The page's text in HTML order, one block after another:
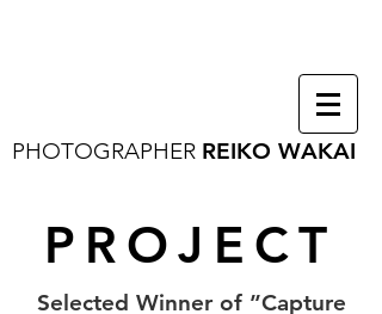
PHOTOGRAPHER REIKO WAKAI
PROJECT
​Selected Winner of ”Capture